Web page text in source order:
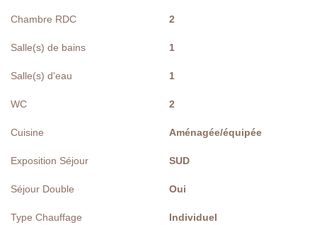
Chambre RDC 2
Salle(s) de bains 1
Salle(s) d'eau 1
WC 2
Cuisine Aménagée/équipée
Exposition Séjour SUD
Séjour Double Oui
Type Chauffage Individuel